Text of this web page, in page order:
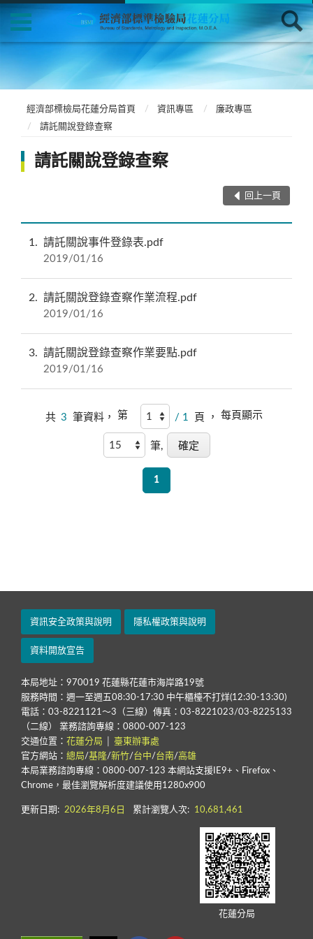
經濟部標檢局花蓮分局首頁 資訊專區
廉政專區
請託關說登錄查察
請託關說登錄查察
回上一頁
1 請託關說事件登錄表.pdf
2019/01/16
2 請託關說登錄查察作業流程.pdf
2019/01/16
3 請託關說登錄查察作業要點.pdf
2019/01/16
共 3 筆資料， 第 / 1 頁 ， 每頁顯示
筆,
1
資訊安全政策與說明 隱私權政策與說明
資料開放宣告
本局地址：970019 花蓮縣花蓮市海岸路19號
服務時間：週一至週五08:30-17:30 中午櫃檯不打烊(12:30-13:30)
電話：03-8221121～3（三線）傳真：03-8221023/03-8225133
（二線） 業務諮詢專線：0800-007-123
交通位置： 花蓮分局
臺東辦事處
官方網站： 總局/基隆/新竹/台中/台南/高雄
本局業務諮詢專線：0800-007-123 本網站支援IE9+、Firefox、
Chrome，最佳瀏覽解析度建議使用1280x900
更新日期: 2026年8月6日 累計瀏覽人次: 10,681,461
花蓮分局